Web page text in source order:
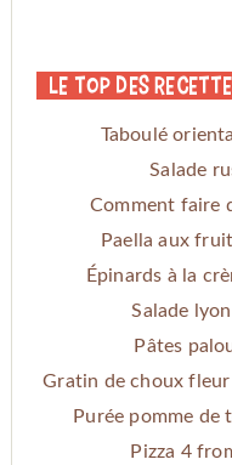
Le Top des
Taboulé
Salade
Comment faire
Paella aux
Épinards à la
Salade
Pâtes
Gratin de choux
Purée pomme de
Pizza 4